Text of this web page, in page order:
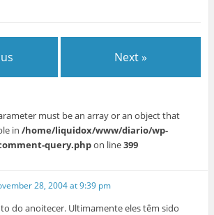
Next »
must be an array or an object that
in /home/liquidox/www/diario/wp-
query.phpon line399
28, 2004 at 9:39 pm
do anoitecer. Ultimamente eles têm sido